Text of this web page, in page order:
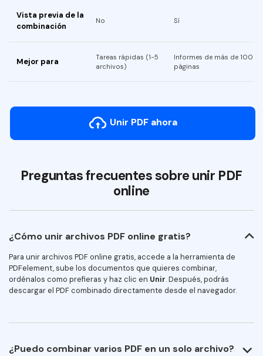
Vista previa de la
combinación
No Sí
Mejor para
Tareas rápidas (1-5
archivos)
Informes de más de 100
páginas
Unir PDF ahora
Preguntas frecuentes sobre unir PDF
online
¿Cómo unir archivos PDF online gratis?
Para unir archivos PDF online gratis, accede a la herramienta de
PDFelement, sube los documentos que quieres combinar,
ordénalos como prefieras y haz clic en Unir. Después, podrás
descargar el PDF combinado directamente desde el navegador.
¿Puedo combinar varios PDF en un solo archivo?